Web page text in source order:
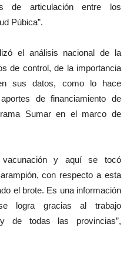
de articulación entre los
Púbica”.
el análisis nacional de la
de control, de la importancia
sus datos, como lo hace
de financiamiento de
Sumar en el marco de
y aquí se tocó
con respecto a esta
el brote. Es una información
logra gracias al trabajo
de todas las provincias”,